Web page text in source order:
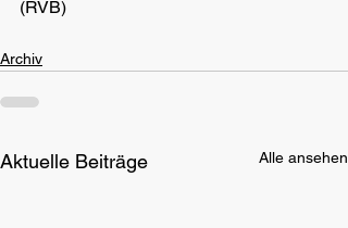
(RVB)
Archiv
Aktuelle Beiträge Alle ansehen